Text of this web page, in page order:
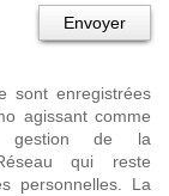
Envoyer
sont enregistrées
agissant comme
gestion de la
qui reste
personnelles. La